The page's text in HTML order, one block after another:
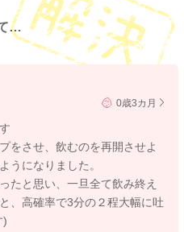
…
0歳3カ月
をさせ、飲むのを再開させよ
うになりました。
たと思い、一旦全て飲み終え
、高確率で3分の２程大幅に吐
)